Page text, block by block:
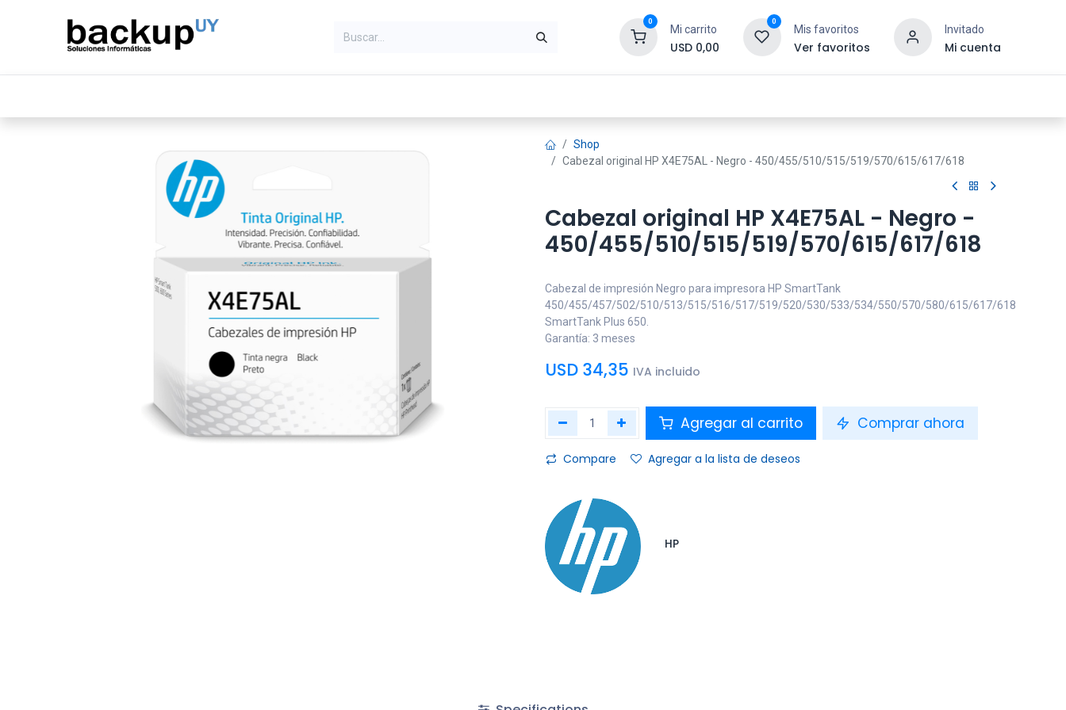
0
Mi carrito
USD 0,00
0
Mis favoritos
Ver favoritos
Invitado
Mi cuenta
Shop
Cabezal original HP X4E75AL - Negro - 450/455/510/515/519/570/615/617/618
Cabezal original HP X4E75AL - Negro -
450/455/510/515/519/570/615/617/618
Cabezal de impresión Negro para impresora HP SmartTank
450/455/457/502/510/513/515/516/517/519/520/530/533/534/550/570/580/615/617/618
SmartTank Plus 650.
Garantía: 3 meses
USD 34,35 IVA incluido
Agregar al carrito Comprar ahora
Compare Agregar a la lista de deseos
HP